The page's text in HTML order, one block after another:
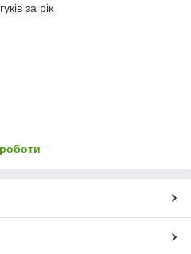
за рік